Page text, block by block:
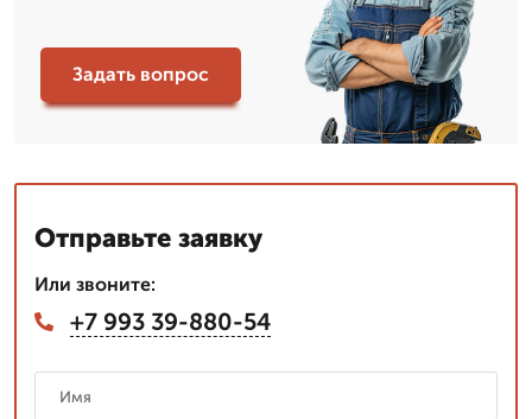
Задать вопрос
Отправьте заявку
Или звоните:
+7 993 39-880-54